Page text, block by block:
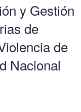
y Gestión
de
de
Nacional